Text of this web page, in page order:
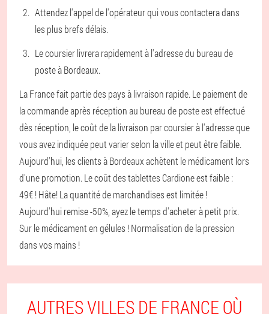
Attendez l'appel de l'opérateur qui vous contactera dans
les plus brefs délais.
Le coursier livrera rapidement à l'adresse du bureau de
poste à Bordeaux.
La France fait partie des pays à livraison rapide. Le paiement de
la commande après réception au bureau de poste est effectué
dès réception, le coût de la livraison par coursier à l'adresse que
vous avez indiquée peut varier selon la ville et peut être faible.
Aujourd'hui, les clients à Bordeaux achètent le médicament lors
d'une promotion. Le coût des tablettes Cardione est faible :
49€ ! Hâte! La quantité de marchandises est limitée !
Aujourd'hui remise -50%, ayez le temps d'acheter à petit prix.
Sur le médicament en gélules ! Normalisation de la pression
dans vos mains !
AUTRES VILLES DE FRANCE OÙ